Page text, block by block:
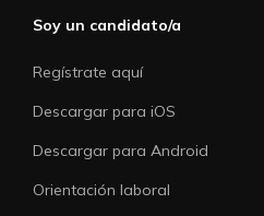
Soy un candidato/a
Regístrate aquí
Descargar para iOS
Descargar para Android
Orientación laboral